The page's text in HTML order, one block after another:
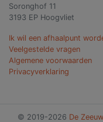
Soronghof 11
3193 EP Hoogvliet
Ik wil een afhaalpunt
Veelgestelde vragen
Algemene voorwaarden
Privacyverklaring
© 2019-2026 De